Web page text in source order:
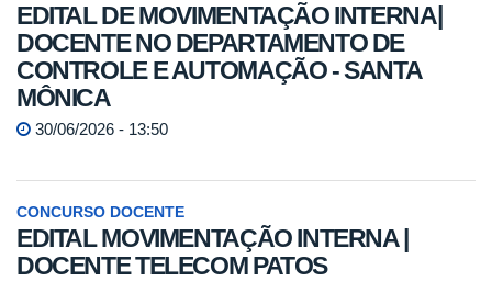
EDITAL DE MOVIMENTAÇÃO INTERNA|
DOCENTE NO DEPARTAMENTO DE
CONTROLE E AUTOMAÇÃO - SANTA
MÔNICA
30/06/2026 - 13:50
CONCURSO DOCENTE
EDITAL MOVIMENTAÇÃO INTERNA |
DOCENTE TELECOM PATOS